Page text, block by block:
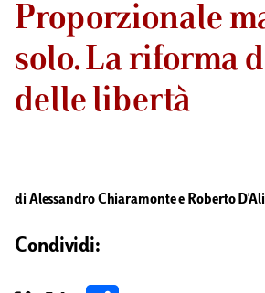
Proporzionale
solo. La riforma
delle libertà
di Alessandro Chiaramontee Roberto
Condividi: